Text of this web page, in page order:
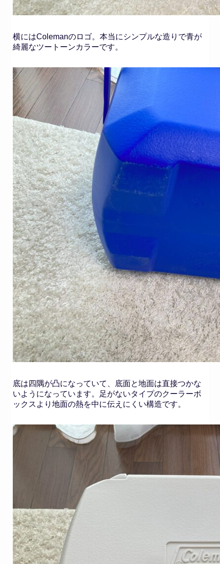
横にはColemanのロゴ。本当にシンプルな造りで青が
綺麗なツートーンカラーです。
底は四隅が凸になっていて、底面と地面は直接つかな
いようになっています。足がないタイプのクーラーボ
ックスより地面の熱を中に伝えにくい構造です。